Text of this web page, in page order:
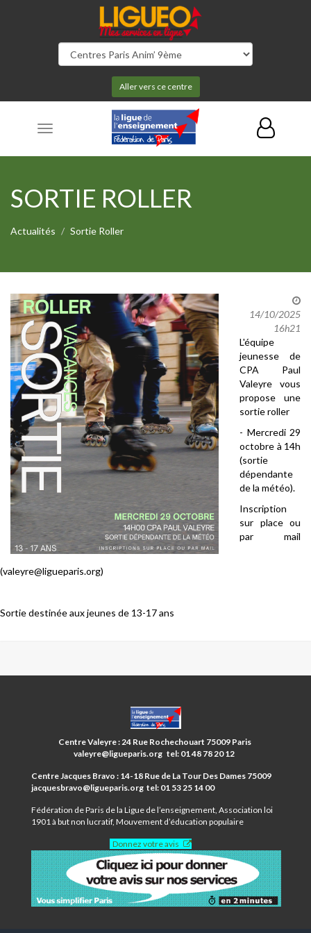
Aller vers ce centre
Toggle
SORTIE ROLLER
Actualités Sortie Roller
14/10/2025
16h21
L'équipe
jeunesse de
CPA Paul
Valeyre vous
propose une
sortie roller
- Mercredi 29
octobre à 14h
(sortie
dépendante
de la météo).
Inscription
sur place ou
par mail
(valeyre@ligueparis.org)
Sortie destinée aux jeunes de 13-17 ans
CENTRES
PARIS
ANIM’
9ÈME
Centre Valeyre : 24 Rue Rochechouart 75009 Paris
valeyre@ligueparis.org tel: 01 48 78 20 12
Centre Jacques Bravo : 14-18 Rue de La Tour Des Dames 75009
jacquesbravo@ligueparis.org tel: 01 53 25 14 00
Fédération de Paris de la Ligue de l’enseignement, Association loi
1901 à but non lucratif, Mouvement d’éducation populaire
Donnez votre avis